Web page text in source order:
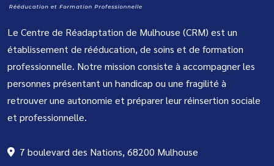
Le Centre de Réadaptation de Mulhouse (CRM) est un
établissement de rééducation, de soins et de formation
professionnelle. Notre mission consiste à accompagner les
personnes présentant un handicap ou une fragilité à
retrouver une autonomie et préparer leur réinsertion sociale
et professionnelle.
7 boulevard des Nations, 68200 Mulhouse